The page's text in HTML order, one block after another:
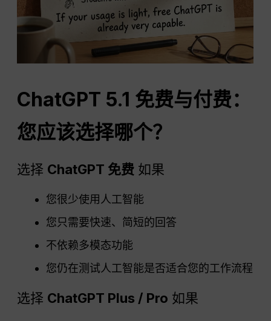
ChatGPT 5.1 免费与付费：
您应该选择哪个？
选择 ChatGPT 免费 如果
您很少使用人工智能
您只需要快速、简短的回答
不依赖多模态功能
您仍在测试人工智能是否适合您的工作流程
选择 ChatGPT Plus / Pro 如果